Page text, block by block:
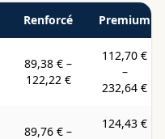
Renforcé Premium
89,38 € –
122,22 €
112,70 €
–
232,64 €
89,76 € –
124,43 €